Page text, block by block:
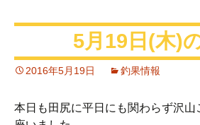
5月19日(木)
2016年5月19日 釣果情報
本日も田尻に平日にも関わらず沢山